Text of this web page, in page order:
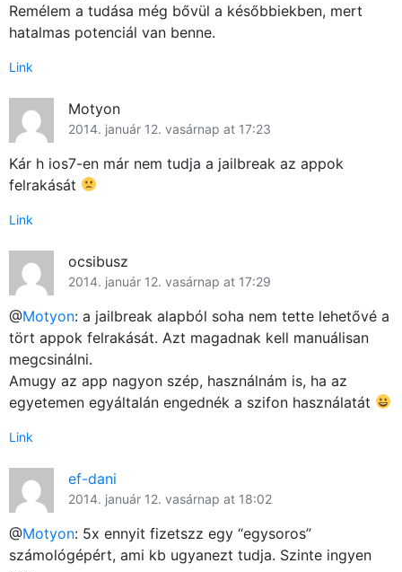
Remélem a tudása még bővül a későbbiekben, mert
hatalmas potenciál van benne.
Link
Motyon
2014. január 12. vasárnap at 17:23
Kár h ios7-en már nem tudja a jailbreak az appok
felrakását
Link
ocsibusz
2014. január 12. vasárnap at 17:29
@Motyon: a jailbreak alapból soha nem tette lehetővé a
tört appok felrakását. Azt magadnak kell manuálisan
megcsinálni.
Amugy az app nagyon szép, használnám is, ha az
egyetemen egyáltalán engednék a szifon használatát
Link
ef-dani
2014. január 12. vasárnap at 18:02
@Motyon: 5x ennyit fizetszz egy “egysoros”
számológépért, ami kb ugyanezt tudja. Szinte ingyen